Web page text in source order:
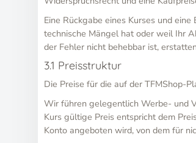
Eine Rückgabe eines Kurses und
technische Mängel hat oder weil Ihr
der Fehler nicht behebbar ist,
3.1 Preisstruktur
Die Preise für die auf der TFMShop-
Wir führen gelegentlich Werbe- und
Kurs gültige Preis entspricht dem
Konto angeboten wird, von dem für